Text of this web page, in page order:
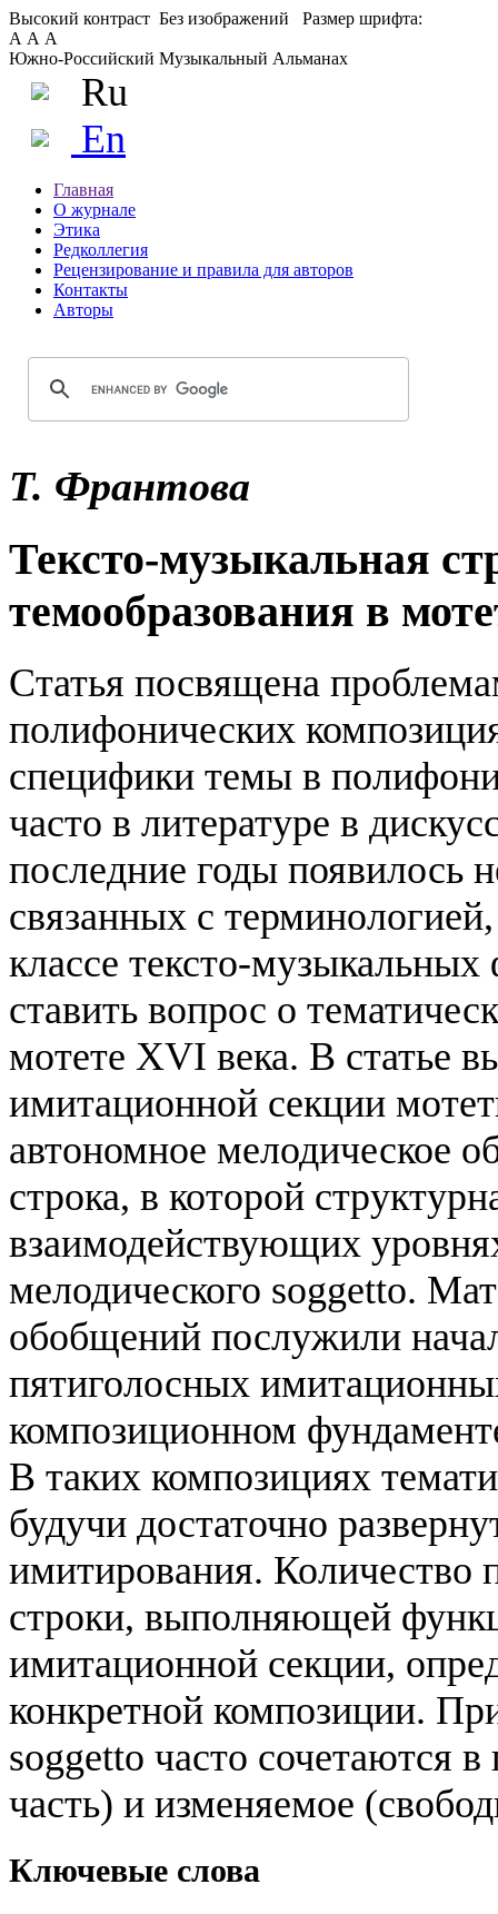
Высокий контраст Без изображений
Размер шрифта:
А А А
Южно-Российский Музыкальный Альманах
Ru
En
Главная
О журнале
Этика
Редколлегия
Рецензирование и правила для авторов
Контакты
Авторы
Т. Франтова
Тексто-музыкальная
темообразования в
Статья посвящена
полифонических
специфики темы в
часто в литературе в
последние годы появилось
связанных с
классе тексто-
ставить вопрос о
мотете XVI века. В статье
имитационной секции
автономное мелодическое
строка, в которой
взаимодействующих
мелодического soggetto.
обобщений послужили
пятиголосных
композиционном
В таких композициях
будучи достаточно
имитирования. Количество
строки, выполняющей
имитационной секции,
конкретной композиции.
soggetto часто сочетаются
часть) и изменяемое
Ключевые слова